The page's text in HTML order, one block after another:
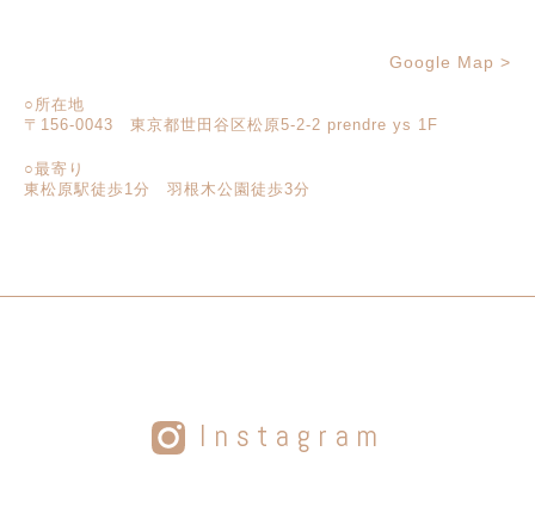
Google Map >
○所在地
〒156-0043 東京都世田谷区松原5-2-2 prendre ys 1F
○最寄り
東松原駅徒歩1分 羽根木公園徒歩3分
Instagram